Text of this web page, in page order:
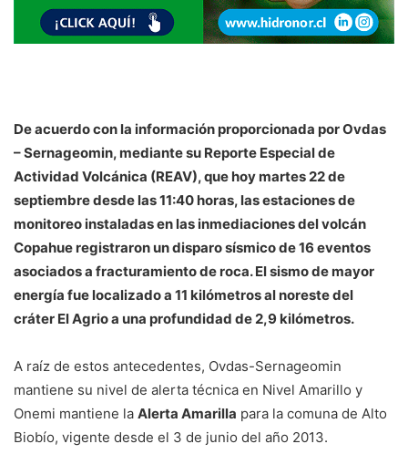
De acuerdo con la información proporcionada por Ovdas
– Sernageomin, mediante su Reporte Especial de
Actividad Volcánica (REAV), que hoy martes 22 de
septiembre desde las 11:40 horas, las estaciones de
monitoreo instaladas en las inmediaciones del volcán
Copahue registraron un disparo sísmico de 16 eventos
asociados a fracturamiento de roca. El sismo de mayor
energía fue localizado a 11 kilómetros al noreste del
cráter El Agrio a una profundidad de 2,9 kilómetros.
A raíz de estos antecedentes, Ovdas-Sernageomin
mantiene su nivel de alerta técnica en Nivel Amarillo y
Onemi mantiene la Alerta Amarilla para la comuna de Alto
Biobío, vigente desde el 3 de junio del año 2013.